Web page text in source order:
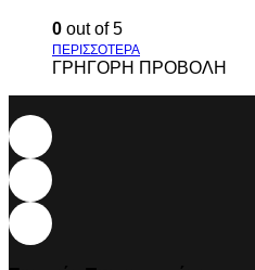
0 out of 5
ΓΡΗΓΟΡΗ ΠΡΟΒΟΛΗ